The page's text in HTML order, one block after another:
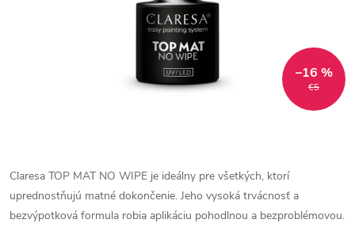
€5
–16 %
Claresa TOP MAT NO WIPE je ideálny pre všetkých, ktorí
uprednostňujú matné dokončenie. Jeho vysoká trvácnosť a
bezvýpotková formula robia aplikáciu pohodlnou a bezproblémovou.